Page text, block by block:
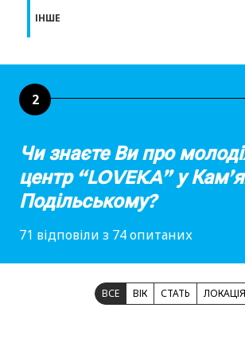
ІНШЕ
2
Чи знаєте Ви про
центр “LOVEKA” у
Подільському?
71 відповіли з 74 опитаних
ВСЕ ВІК СТАТЬ ЛОКАЦІЯ